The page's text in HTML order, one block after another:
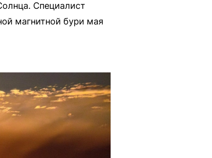
Специалист
магнитной бури мая